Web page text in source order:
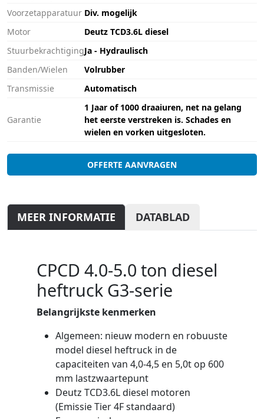
Voorzetapparatuur Div. mogelijk
Motor
Deutz TCD3.6L diesel
StuurbekrachtigingJa - Hydraulisch
Banden/Wielen
Volrubber
Transmissie
Automatisch
Garantie
1 Jaar of 1000 draaiuren, net na gelang
het eerste verstreken is. Schades en
wielen en vorken uitgesloten.
OFFERTE AANVRAGEN
MEER INFORMATIE DATABLAD
CPCD 4.0-5.0 ton diesel
heftruck G3-serie
Belangrijkste kenmerken
Algemeen: nieuw modern en robuuste
model diesel heftruck in de
capaciteiten van 4,0-4,5 en 5,0t op 600
mm lastzwaartepunt
Deutz TCD3.6L diesel motoren
(Emissie Tier 4F standaard)